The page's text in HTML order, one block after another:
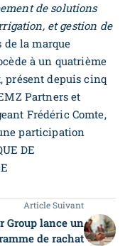
de solutions
et gestion de
de la marque
à un quatrième
présent depuis cinq
Partners et
Frédéric Comte,
participation
DE
Article Suivant
Group lance un
de rachat